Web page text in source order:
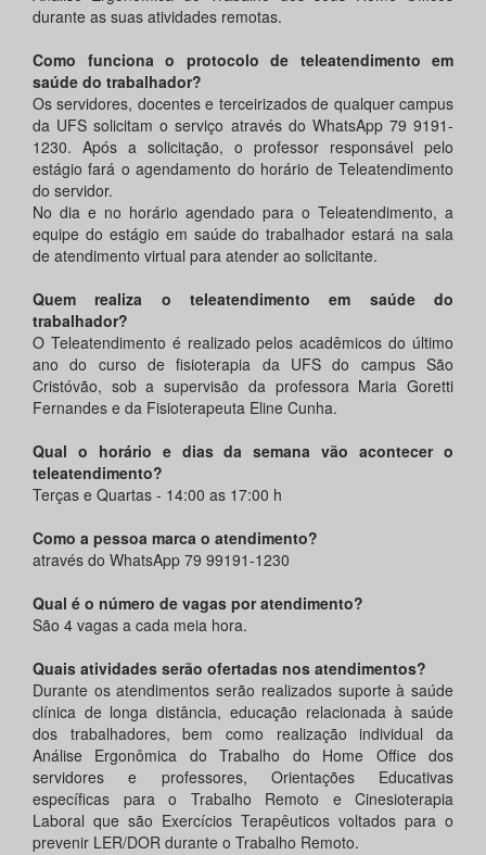
durante as suas atividades remotas.
Como funciona o protocolo de teleatendimento em
saúde do trabalhador?
Os servidores, docentes e terceirizados de qualquer campus
da UFS solicitam o serviço através do WhatsApp 79 9191-
1230. Após a solicitação, o professor responsável pelo
estágio fará o agendamento do horário de Teleatendimento
do servidor.
No dia e no horário agendado para o Teleatendimento, a
equipe do estágio em saúde do trabalhador estará na sala
de atendimento virtual para atender ao solicitante.
Quem realiza o teleatendimento em saúde do
trabalhador?
O Teleatendimento é realizado pelos acadêmicos do último
ano do curso de fisioterapia da UFS do campus São
Cristóvão, sob a supervisão da professora Maria Goretti
Fernandes e da Fisioterapeuta Eline Cunha.
Qual o horário e dias da semana vão acontecer o
teleatendimento?
Terças e Quartas - 14:00 as 17:00 h
Como a pessoa marca o atendimento?
através do WhatsApp 79 99191-1230
Qual é o número de vagas por atendimento?
São 4 vagas a cada meia hora.
Quais atividades serão ofertadas nos atendimentos?
Durante os atendimentos serão realizados suporte à saúde
clínica de longa distância, educação relacionada à saúde
dos trabalhadores, bem como realização individual da
Análise Ergonômica do Trabalho do Home Office dos
servidores e professores, Orientações Educativas
específicas para o Trabalho Remoto e Cinesioterapia
Laboral que são Exercícios Terapêuticos voltados para o
prevenir LER/DOR durante o Trabalho Remoto.